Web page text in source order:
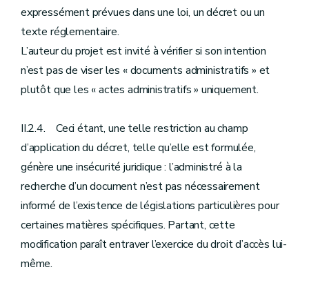
expressément prévues dans une loi, un décret ou un
texte réglementaire.
L’auteur du projet est invité à vérifier si son intention
n’est pas de viser les « documents administratifs » et
plutôt que les « actes administratifs » uniquement.
II.2.4. Ceci étant, une telle restriction au champ
d’application du décret, telle qu’elle est formulée,
génère une insécurité juridique : l’administré à la
recherche d’un document n’est pas nécessairement
informé de l’existence de législations particulières pour
certaines matières spécifiques. Partant, cette
modification paraît entraver l’exercice du droit d’accès lui-
même.